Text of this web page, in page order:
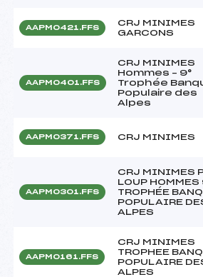
AAPM0421.FFS
CRJ MINIMES
GARCONS
AAPM0401.FFS
CRJ MINIMES
Hommes – 9°
Trophée
Populaire des
Alpes
AAPM0371.FFS CRJ MINIMES
AAPM0301.FFS
CRJ MINIMES
LOUP HOMMES
TROPHÉE
POPULAIRE
ALPES
AAPM0161.FFS
CRJ MINIMES
TROPHEE
POPULAIRE
ALPES